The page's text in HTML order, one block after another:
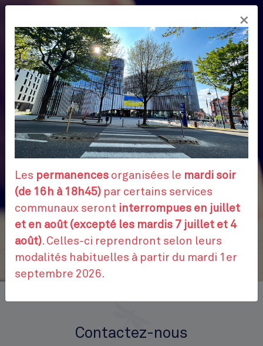
Aller
contenu
principal
FR
Contactez-nous
×
Les permanences organisées le mardi soir
(de 16h à 18h45) par certains services
communaux seront interrompues en juillet
et en août (excepté les mardis 7 juillet et 4
août). Celles-ci reprendront selon leurs
modalités habituelles à partir du mardi 1er
septembre 2026.